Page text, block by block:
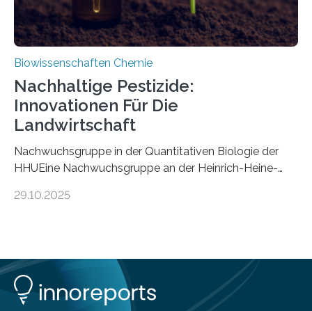
Biowissenschaften Chemie
Nachhaltige Pestizide:
Innovationen Für Die
Landwirtschaft
Nachwuchsgruppe in der Quantitativen Biologie der
HHUEine Nachwuchsgruppe an der Heinrich-Heine-
fünf Jahren erforschen, wie Bakterien auf
Insektenblume. Das Bundesministerium für Forschung,
Technologie und Raumfahrt (BMFTR) fördert das
Projekt im Rahmen der Nationalen
29.10.2025